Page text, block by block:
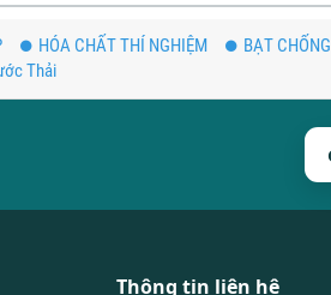
HÓA CHẤT THÍ NGHIỆM BẠT
Thải
Thông tin liên hệ